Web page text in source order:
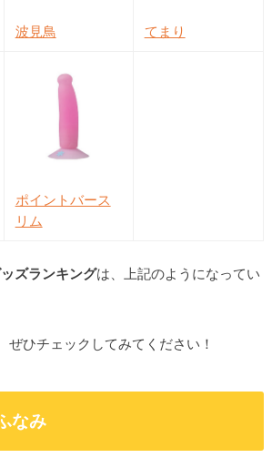
波見鳥 てまり
ポイントバース
リム
ズランキングは、上記のようになってい
ぜひチェックしてみてください！
なみ